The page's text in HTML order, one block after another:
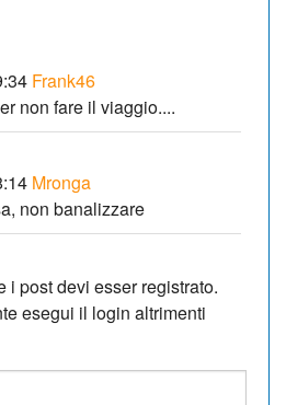
Frank46
non fare il viaggio....
Mronga
non banalizzare
i post devi esser registrato.
esegui il login altrimenti